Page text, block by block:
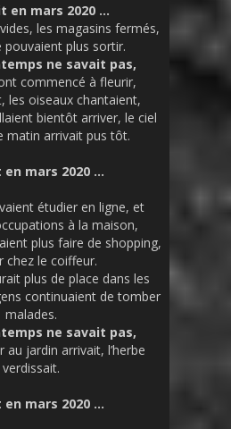
en mars 2020 …
les magasins fermés,
pouvaient plus sortir.
ne savait pas,
commencé à fleurir,
les oiseaux chantaient,
bientôt arriver, le ciel
matin arrivait pus tôt.
en mars 2020 …
étudier en ligne, et
à la maison,
plus faire de shopping,
chez le coiffeur.
plus de place dans les
continuaient de tomber
malades.
ne savait pas,
au jardin arrivait, l’herbe
verdissait.
en mars 2020 …